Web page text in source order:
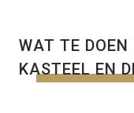
WAT TE
KASTEEL EN